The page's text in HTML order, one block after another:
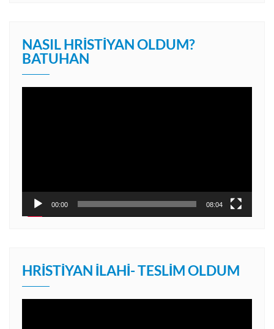
NASIL HRISTIYAN OLDUM?
BATUHAN
00:00 08:04
HRISTIYAN İLAHI- TESLIM OLDUM